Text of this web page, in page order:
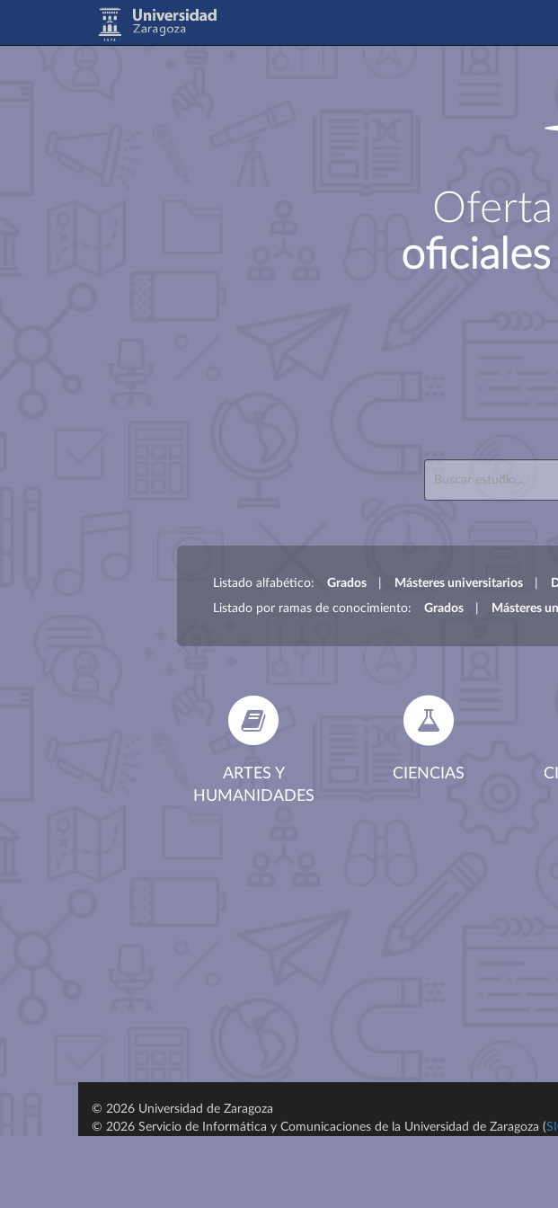
oficiales
Listado alfabético: Grados Másteres universitarios
Listado por ramas de conocimiento:
Grados Másteres
ARTES Y
HUMANIDADES
CIENCIAS
© 2026 Universidad de Zaragoza
© 2026 Servicio de Informática y Comunicaciones de la Universidad de Zaragoza (